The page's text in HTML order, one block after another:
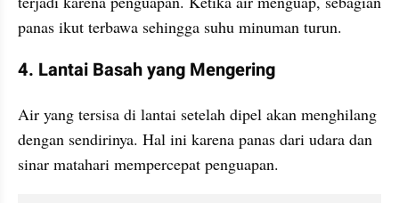
panas ikut terbawa sehingga suhu minuman turun.
4. Lantai Basah yang Mengering
Air yang tersisa di lantai setelah dipel akan menghilang
dengan sendirinya. Hal ini karena panas dari udara dan
sinar matahari mempercepat penguapan.